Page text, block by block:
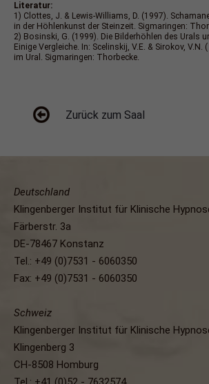
Literatur:
1) Clottes, J. & Lewis-Williams, D. (1997).
in der Höhlenkunst der Steinzeit. Sigmaringen:
2) Bosinski, G. (1999). Die Bilderhöhlen des Urals
Einige Vergleiche. In: Scelinskij, V.E. & Sirokov, V.N.
im Ural. Sigmaringen: Thorbecke.
Zurück zum Saal
Deutschland
Klingenberger Institut für Klinische
Färberstr. 3a
DE-78467 Konstanz
Tel.: +49 (0)7531 - 6060350
Fax: +49 (0)7531 - 6060350
Schweiz
Klingenberger Institut für Klinische
Klingenberg 3
CH-8508 Homburg